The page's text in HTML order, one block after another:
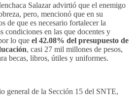
Salazar advirtió que el enemigo
pero, mencionó que en su
de que es necesario fortalecer la
condiciones en las que docentes y
lo que el 42.08% del presupuesto de
, casi 27 mil millones de pesos,
becas, libros, útiles y uniformes.
general de la Sección 15 del SNTE,